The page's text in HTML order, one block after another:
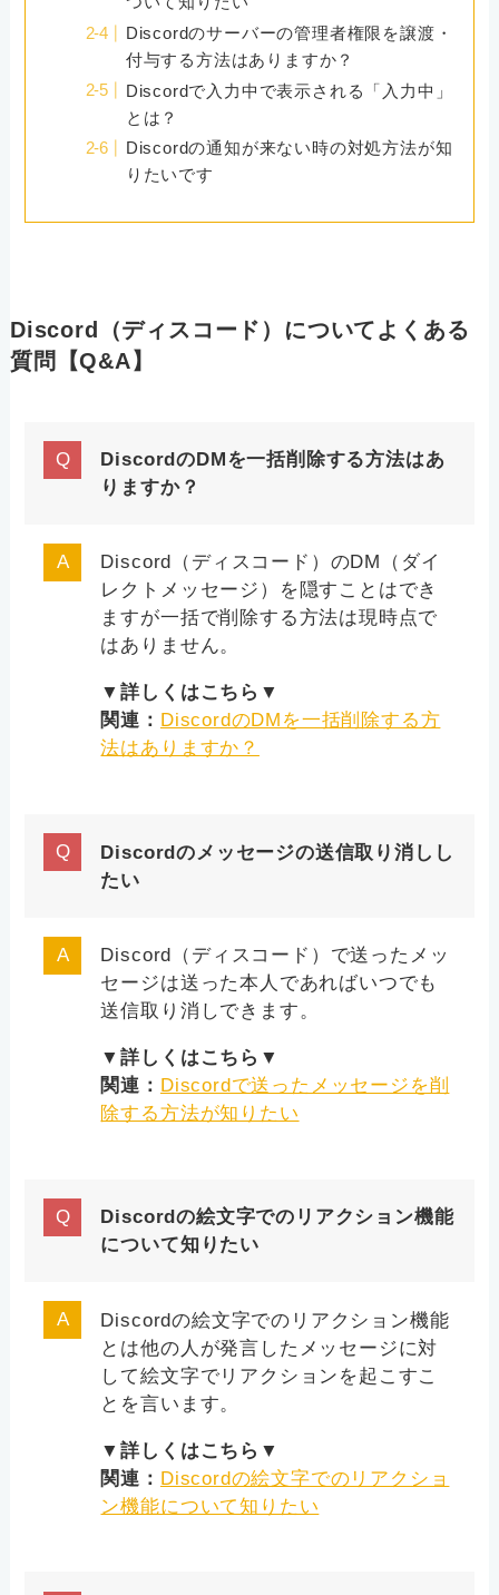
Discordのサーバーの管理者権限を譲渡・
付与する方法はありますか？
Discordで入力中で表示される「入力中」
とは？
Discordの通知が来ない時の対処方法が知
りたいです
Discord（ディスコード）についてよくある
質問【Q&A】
DiscordのDMを一括削除する方法はあ
りますか？
Discord（ディスコード）のDM（ダイ
レクトメッセージ）を隠すことはでき
ますが一括で削除する方法は現時点で
はありません。
▼詳しくはこちら▼
関連： DiscordのDMを一括削除する方
法はありますか？
Discordのメッセージの送信取り消しし
たい
Discord（ディスコード）で送ったメッ
セージは送った本人であればいつでも
送信取り消しできます。
▼詳しくはこちら▼
関連： Discordで送ったメッセージを削
除する方法が知りたい
Discordの絵文字でのリアクション機能
について知りたい
Discordの絵文字でのリアクション機能
とは他の人が発言したメッセージに対
して絵文字でリアクションを起こすこ
とを言います。
▼詳しくはこちら▼
関連： Discordの絵文字でのリアクショ
ン機能について知りたい